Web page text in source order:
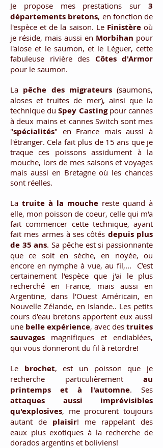
Je propose mes prestations sur 3
départements bretons, en fonction de
l'espèce et de la saison. Le Finistèreoù
je réside, mais aussi en Morbihan pour
l'alose et le saumon, et le Léguer, cette
fabuleuse rivière des Côtes d'Armor
pour le saumon.
La pêche des migrateurs(saumons,
aloses et truites de mer), ainsi que la
technique duSpey Castingpour cannes
à deux mains et cannes Switch sont mes
"spécialités" en France mais aussi à
l'étranger. Cela fait plus de 15 ans que je
traque ces poissons assidument à la
mouche, lors de mes saisons et voyages
mais aussi en Bretagne où les chances
sont réelles.
La truite à la mouche reste quand à
elle, mon poisson de coeur, celle qui m'a
fait commencer cette technique, ayant
fait mes armes à ses côtés depuis plus
de 35 ans. Sa pêche est si passionnante
que ce soit en sèche, en noyée, ou
encore en nymphe à vue, au fil,... C'est
certainement l'espèce que j'ai le plus
recherché en France, mais aussi en
Argentine, dans l'Ouest Américain, en
Nouvelle Zélande, en Islande.. Les petits
cours d'eau bretons apportent eux aussi
une belleexpérience, avec des truites
sauvages magnifiques et endiablées,
qui vous donneront du fil à retordre!
Le brochet, est un poisson que je
recherche particulièrement au
printemps et à l'automne. Ses
attaques aussi imprévisibles
qu'explosives, me procurent toujours
autant de plaisir! me rappelant des
eaux plus exotiques à la recherche de
dorados argentins et boliviens!